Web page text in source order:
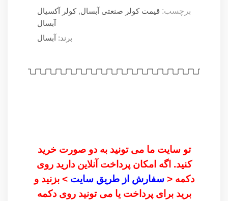
برچسب: قیمت کولر صنعتی آبسال, کولر آکسیال
آبسال
برند: آبسال
تو سایت ما می تونید به دو صورت خرید
کنید. اگه امکان پرداخت آنلاین دارید روی
دکمه <سفارش از طریق سایت> بزنید و
برید برای پرداخت یا می تونید روی دکمه